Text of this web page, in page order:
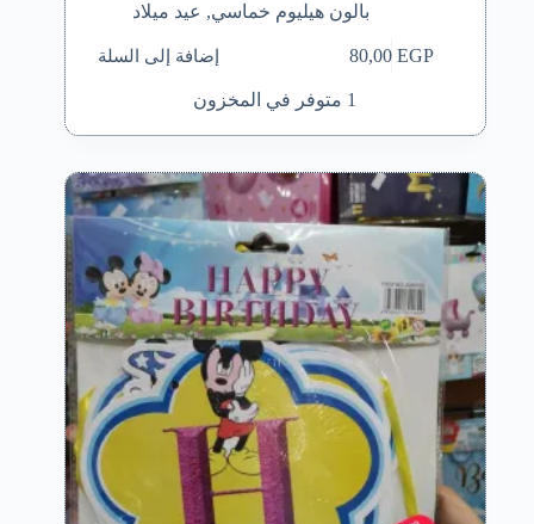
بالون هيليوم خماسي, عيد ميلاد
80,00EGP إضافة إلى السلة
1 متوفر في المخزون